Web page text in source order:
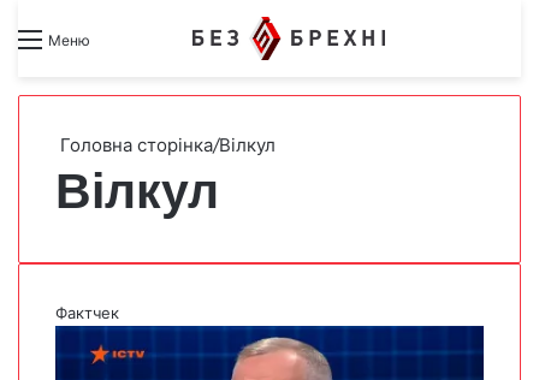
Меню Search forSwitch skin
Головна сторінка/Вілкул
Вілкул
Фактчек